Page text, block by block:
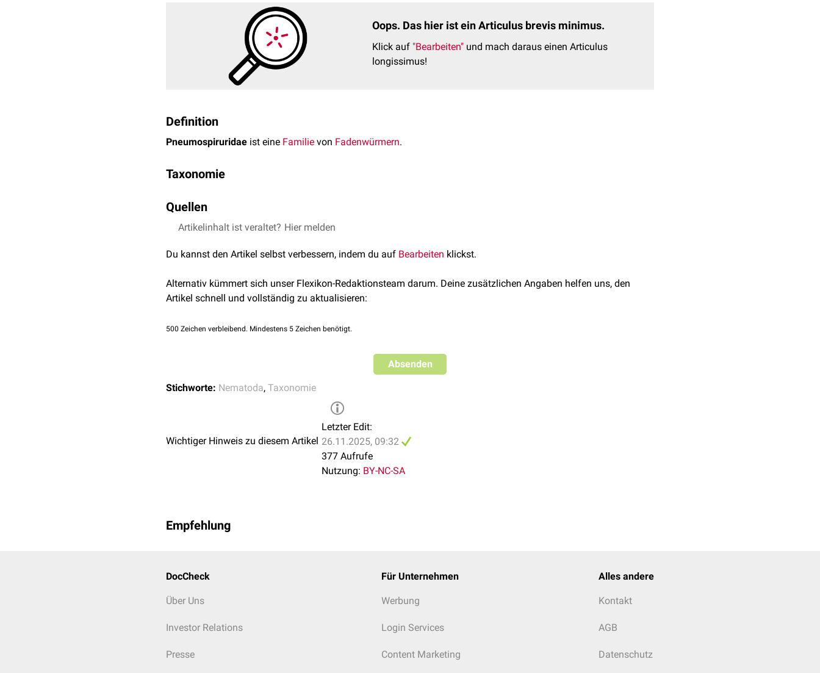
Oops. Das hier ist ein Articulus brevis minimus.
Klick auf "Bearbeiten" und mach daraus einen Articulus
longissimus!
Definition
Pneumospiruridae ist eine Familie von Fadenwürmern.
Taxonomie
Reich
Stamm:Nematoda
Ordnung:Rhabditida
EinigeArtender Familie Pneumospiruridae, wie z.B.Metathelazia capsulata, befallen dieBronchienund
Bronchiolen von Wildtieren wieFüchsenund Dachsen.
Quellen
Wikipedia –Pneumospiruridae
, abgerufen am 01.07.2025
comparison with other Spiruromorpha species
. Parasitology Research. 123(3). 2024
Artikelinhalt ist veraltet? Hier melden
Du kannst den Artikel selbst verbessern, indem du auf Bearbeiten klickst.
Alternativ kümmert sich unser Flexikon-Redaktionsteam darum. Deine zusätzlichen Angaben helfen uns, den
Artikel schnell und vollständig zu aktualisieren:
500 Zeichen verbleibend. Mindestens 5 Zeichen benötigt.
Absenden
Stichworte: Nematoda, Taxonomie
Wichtiger Hinweis zu diesem Artikel
Letzter Edit:
26.11.2025, 09:32
377 Aufrufe
Nutzung: BY-NC-SA
Empfehlung
DocCheck
Über Uns
Investor Relations
Presse
Für Unternehmen
Werbung
Login Services
Content Marketing
Alles andere
Kontakt
AGB
Datenschutz